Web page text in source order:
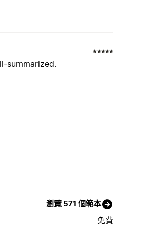
summarized.
瀏覽 571 個範本
免費